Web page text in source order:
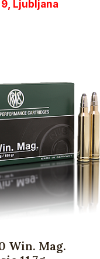
Ljubljana
Win. Mag.